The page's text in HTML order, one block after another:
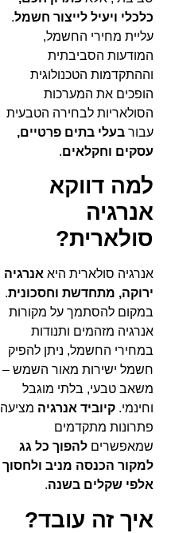
כלכלי ויעיל לייצור חשמל.
עליית מחירי החשמל,
המודעות הסביבתית
וההתקדמות הטכנולוגית
הופכים את המערכות
הסולאריות לבחירה הטבעית
עבורבעלי בתים פרטיים,
עסקים וחקלאים.
למה דווקא
אנרגיה
סולארית?
אנרגיה סולארית היא אנרגיה
ירוקה, מתחדשת וחסכונית.
במקום להסתמך על מקורות
אנרגיה מזהמים ותנודות
במחירי החשמל, ניתן להפיק
חשמל ישירות מאור השמש –
משאב טבעי, בלתי מוגבל
וחינמי.קיוביד אנרגיה מציעה
פתרונות מתקדמים
שמאפשריםלהפוך כל גג
למקור הכנסה מניב ולחסוך
אלפי שקלים בשנה.
איך זה עובד?